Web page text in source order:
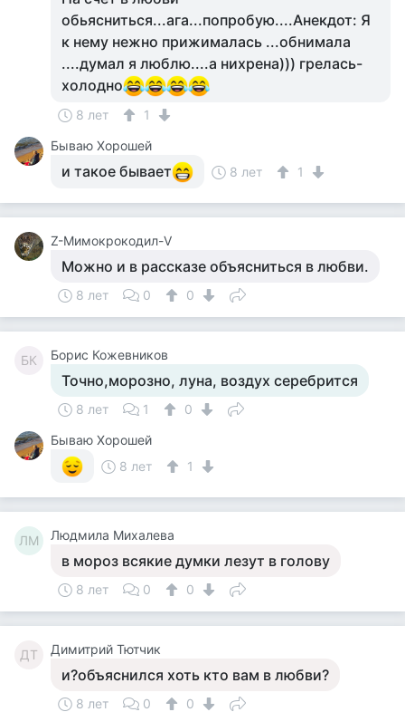
обьясниться...ага...попробую....Анекдот: Я
к нему нежно прижималась ...обнимала
....думал я люблю....а нихрена))) грелась-
холодно
8 лет
1
Бываю Хорошей
и такое бывает 8 лет 1
Z-Мимокрокодил-V
Можно и в рассказе объясниться в любви.
8 лет 0 0
БК Борис Кожевников
Точно,морозно, луна, воздух серебрится
8 лет 1
0
Бываю Хорошей
8 лет
1
ЛМ Людмила Михалева
в мороз всякие думки лезут в голову
8 лет 0 0
ДТ Димитрий Тютчик
и?объяснился хоть кто вам в любви?
8 лет 0 0